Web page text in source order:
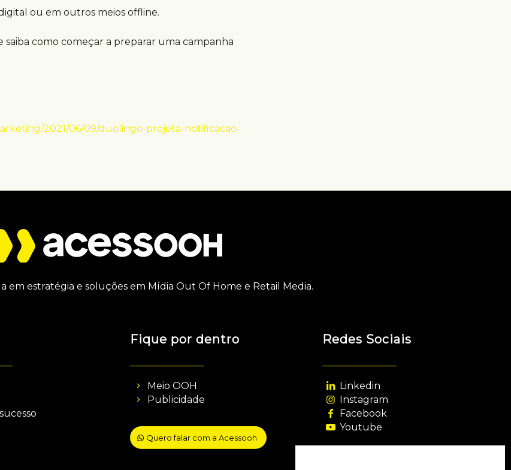
ou em outros meios offline.
saiba como começar a preparar uma campanha
2021/06/09/duolingo-projeta-notificacao-
em estratégia e soluções em Mídia Out Of Home e Retail Media.
Fique por dentro
Meio OOH
Publicidade
Quero falar com a Acessooh
Redes Sociais
Linkedin
Instagram
Facebook
Youtube